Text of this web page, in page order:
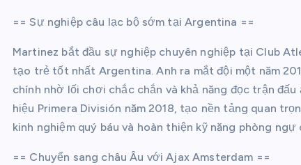
== Sự nghiệp câu lạc bộ sớm tại Argentina ==
Martinez bắt đầu sự nghiệp chuyên nghiệp tại Club
tạo trẻ tốt nhất Argentina. Anh ra mắt đội một năm
chính nhờ lối chơi chắc chắn và khả năng đọc trận
hiệu Primera División năm 2018, tạo nền tảng quan
kinh nghiệm quý báu và hoàn thiện kỹ năng phòng
== Chuyển sang châu Âu với Ajax Amsterdam ==